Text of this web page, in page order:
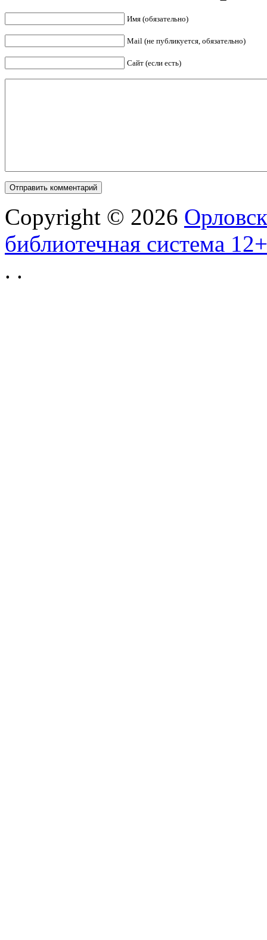
Имя (обязательно)
Mail (не публикуется, обязательно)
Сайт (если есть)
Copyright © 2026
библиотечная система 12+
. .